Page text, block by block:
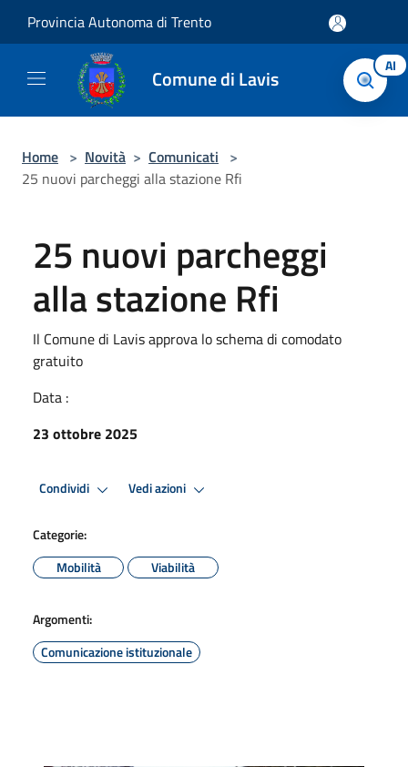
Provincia Autonoma di Trento
Comune di Lavis AI
Home > Novità > Comunicati >
25 nuovi parcheggi alla stazione Rfi
25 nuovi parcheggi
alla stazione Rfi
Il Comune di Lavis approva lo schema di comodato
gratuito
Data :
23 ottobre 2025
Condividi Vedi azioni
Categorie:
Mobilità
Viabilità
Argomenti:
Comunicazione istituzionale